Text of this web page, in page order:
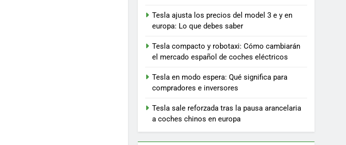
Tesla ajusta los precios del model 3 e y en
europa: Lo que debes saber
Tesla compacto y robotaxi: Cómo cambiarán
el mercado español de coches eléctricos
Tesla en modo espera: Qué significa para
compradores e inversores
Tesla sale reforzada tras la pausa arancelaria
a coches chinos en europa